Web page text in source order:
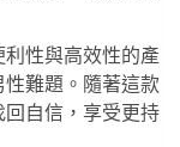
性與高效性的產
難題。隨著這款
自信，享受更持